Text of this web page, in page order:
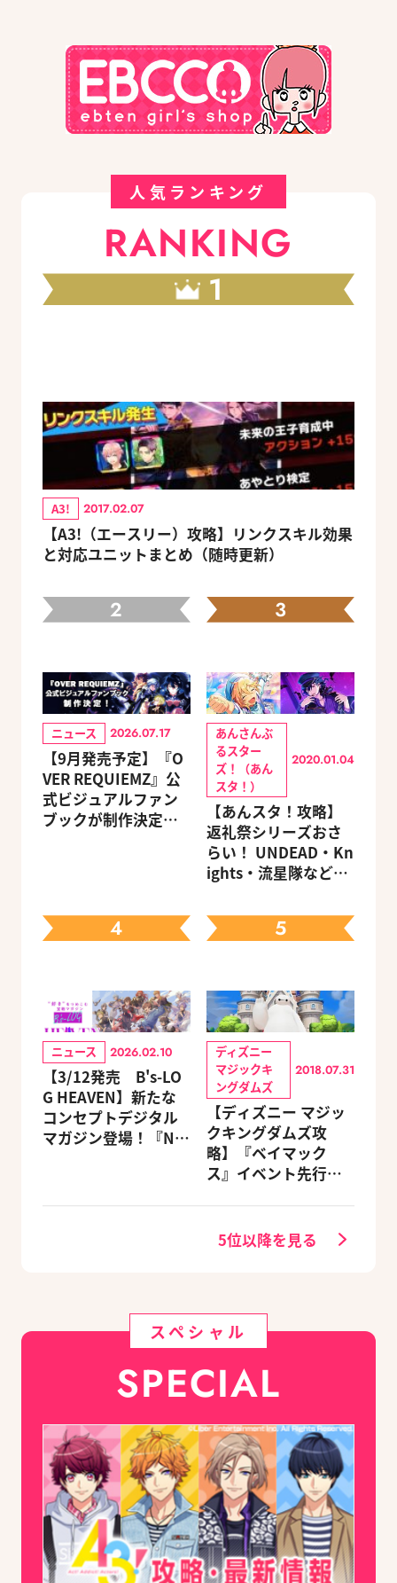
人気ランキング
RANKING
1
A3! 2017.02.07
【A3!（エースリー）攻略】リンクスキル効果
と対応ユニットまとめ（随時更新）
2
ニュース 2026.07.17
【9月発売予定】『O
VER REQUIEMZ』公
式ビジュアルファン
ブックが制作決定！
3
あんさんぶ
るスター
ズ！（あん
スタ！）
2020.01.04
【あんスタ！攻略】
返礼祭シリーズおさ
らい！ UNDEAD・Kn
ights・流星隊など、
ェック
4
ニュース 2026.02.10
【3/12発売 B's-LO
G HEAVEN】新たな
コンセプトデジタル
マガジン登場！『NU:
5
ディズニー
マジックキ
ングダムズ
2018.07.31
【ディズニー マジッ
クキングダムズ攻
略】『ベイマック
ス』イベント先行体
5位以降を見る
スペシャル
SPECIAL